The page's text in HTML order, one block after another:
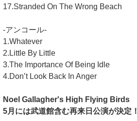
17.Stranded On The Wrong Beach
-アンコール-
1.Whatever
2.Little By Little
3.The Importance Of Being Idle
4.Don’t Look Back In Anger
Noel Gallagher's High Flying Birds
5月には武道館含む再来日公演が決定！